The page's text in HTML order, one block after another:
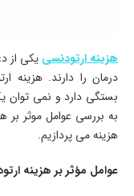
هزینه ارتودنسی یکی از
درمان را دارند. هزینه
بستگی دارد و نمی توان
به بررسی عوامل موثر
هزینه می پردازیم.
عوامل مؤثر بر هزینه